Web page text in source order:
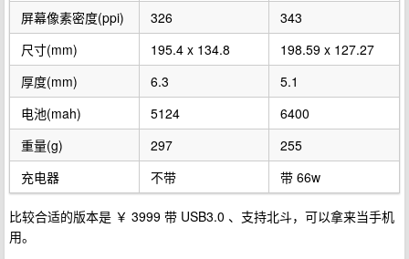
屏幕像素密度(ppi)
326
343
尺寸(mm)
195.4 x 134.8
198.59 x 127.27
厚度(mm)
6.3
5.1
电池(mah)
5124
6400
重量(g)
297
255
充电器
不带 带 66w
比较合适的版本是 ￥ 3999 带 USB3.0 、支持北斗，可以拿来当手机
用。